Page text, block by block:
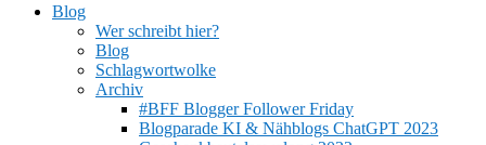
Blog
Wer schreibt hier?
Blog
Schlagwortwolke
Archiv
#BFF Blogger Follower Friday
Blogparade KI & Nähblogs ChatGPT 2023